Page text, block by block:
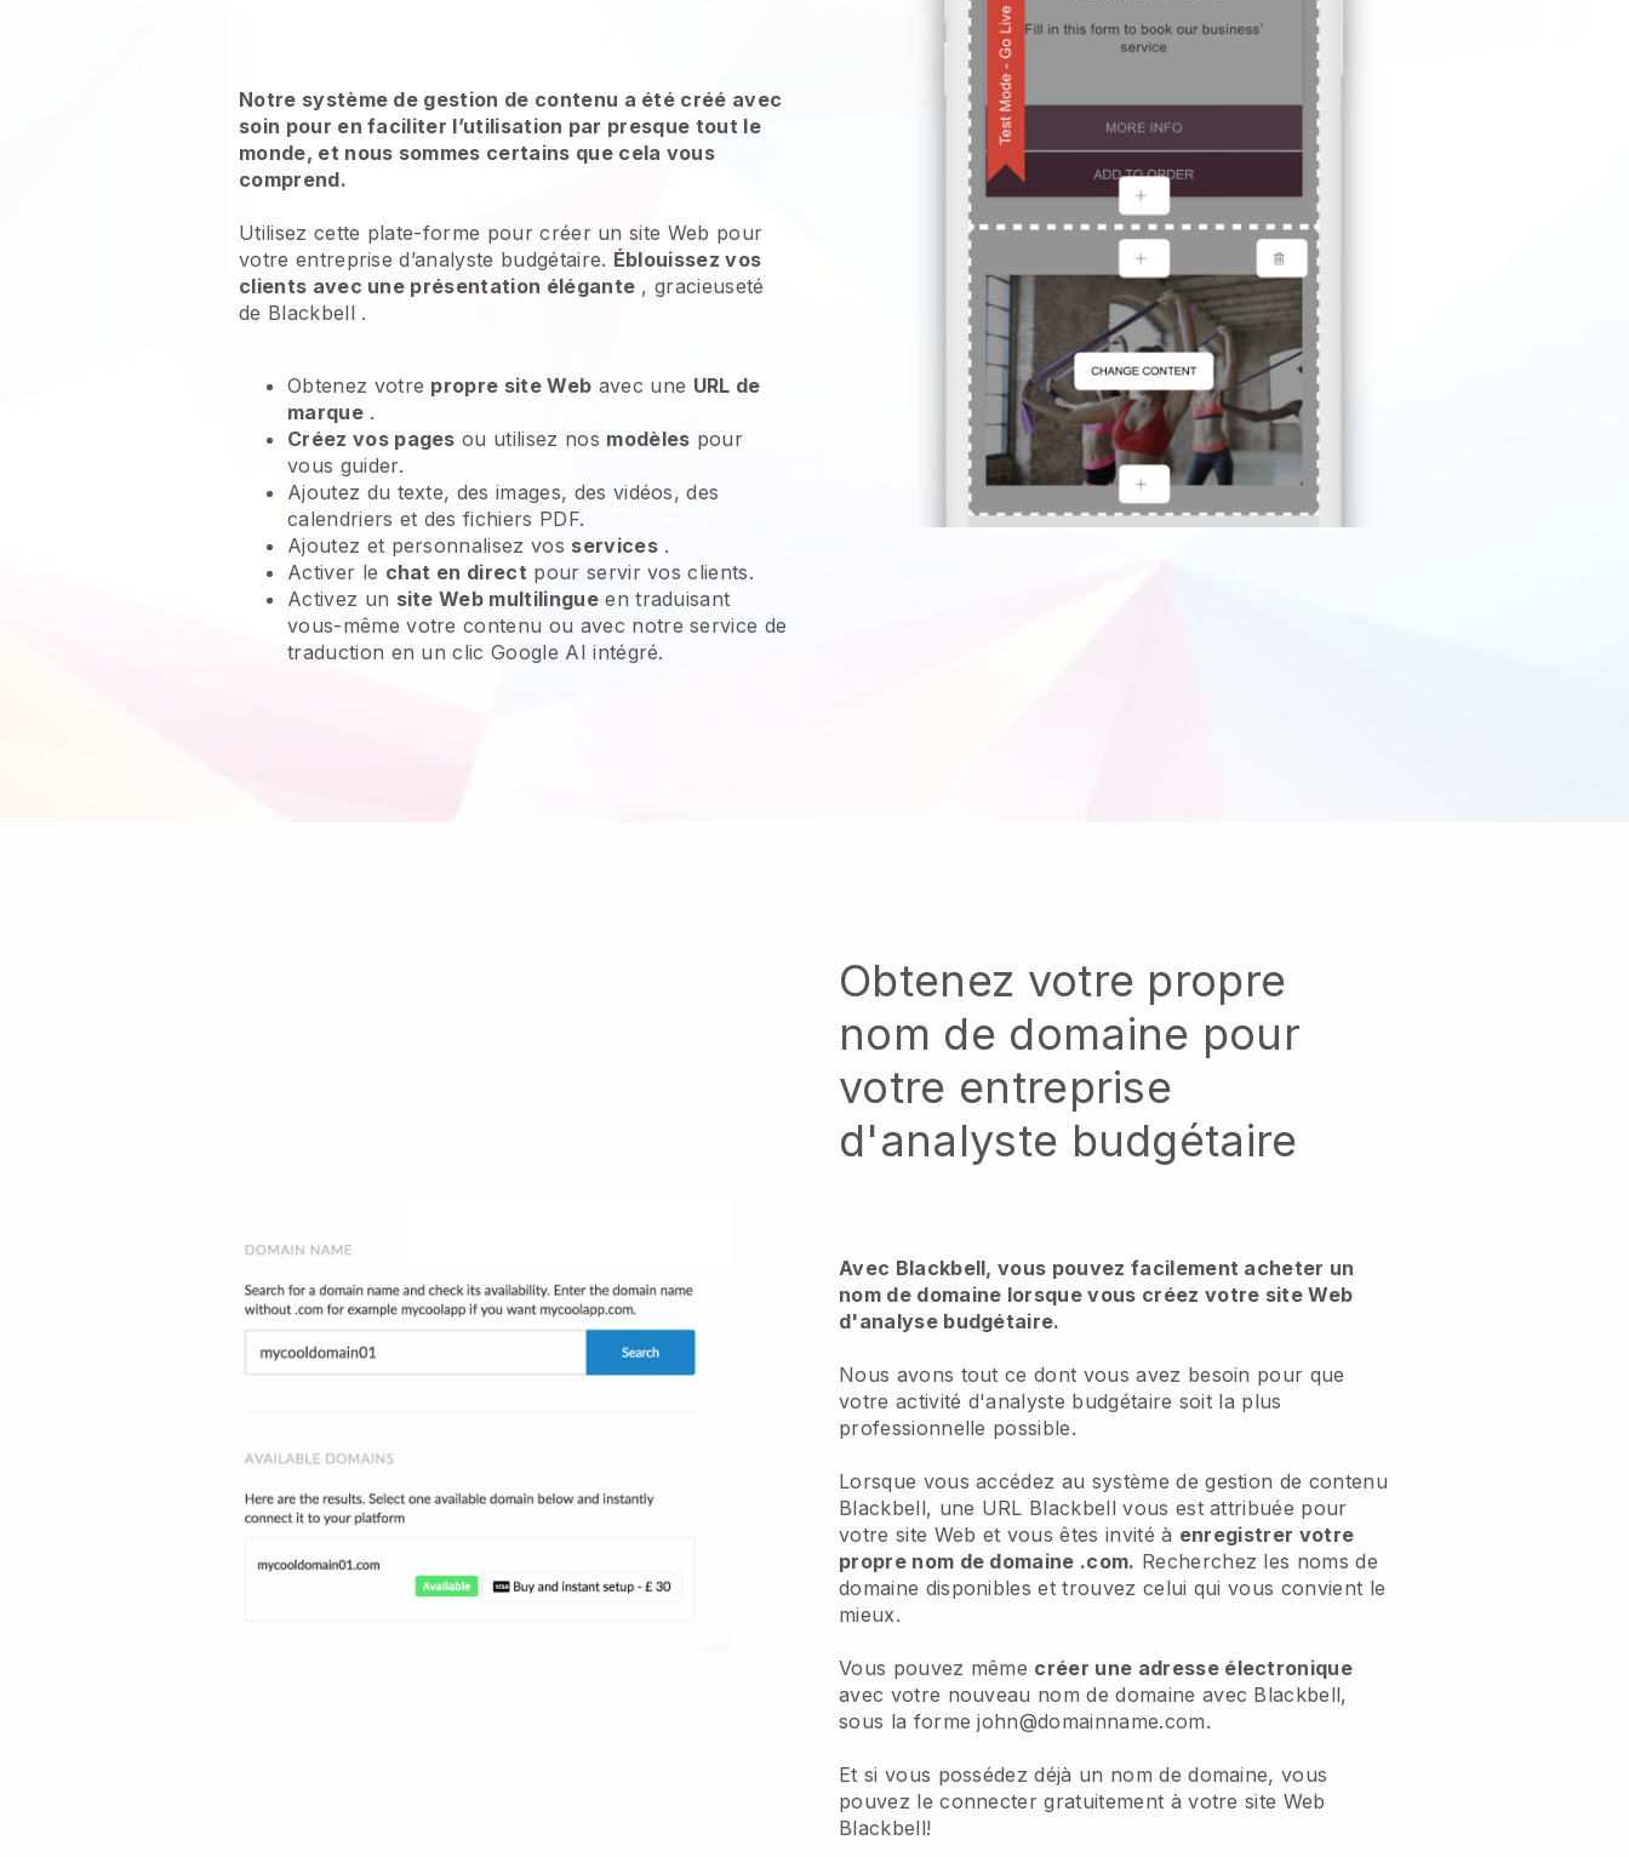
Notre système de gestion de contenu a été créé avec
soin pour en faciliter l’utilisation par presque tout le
monde, et nous sommes certains que cela vous
comprend.
Utilisez cette plate-forme pour créer un site Web pour
votre entreprise d’analyste budgétaire. Éblouissez vos
clients avec une présentation élégante , gracieuseté
de Blackbell .
Obtenez votre propre site Web avec une URL de
marque.
Créez vos pages ou utilisez nos modèles pour
vous guider.
Ajoutez du texte, des images, des vidéos, des
calendriers et des fichiers PDF.
Ajoutez et personnalisez vos services.
Activer le chat en direct pour servir vos clients.
Activez un site Web multilingueen traduisant
vous-même votre contenu ou avec notre service de
traduction en un clic Google AI intégré.
Obtenez votre propre
nom de domaine pour
votre entreprise
d'analyste budgétaire
Avec Blackbell, vous pouvez facilement acheter un
nom de domaine lorsque vous créez votre site Web
d'analyse budgétaire.
Nous avons tout ce dont vous avez besoin pour que
votre activité d'analyste budgétaire soit la plus
professionnelle possible.
Lorsque vous accédez au système de gestion de contenu
Blackbell, une URL Blackbell vous est attribuée pour
votre site Web et vous êtes invité à enregistrer votre
propre nom de domaine .com. Recherchez les noms de
domaine disponibles et trouvez celui qui vous convient le
mieux.
Vous pouvez même créer une adresse électronique
avec votre nouveau nom de domaine avec Blackbell,
sous la forme john@domainname.com.
Et si vous possédez déjà un nom de domaine, vous
pouvez le connecter gratuitement à votre site Web
Blackbell!